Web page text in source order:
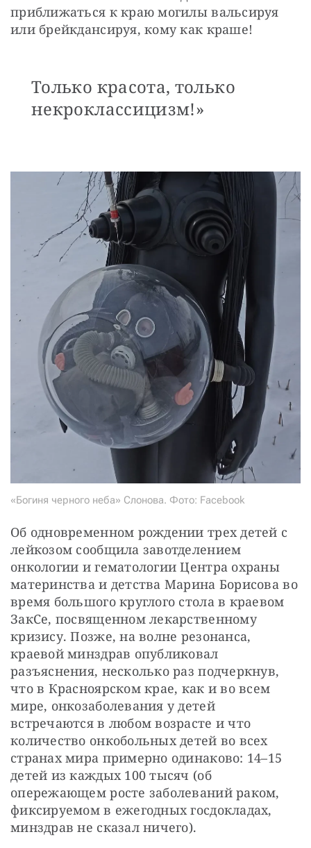
приближаться к краю могилы вальсируя
или брейкдансируя, кому как краше!
Только красота, только
некроклассицизм!»
«Богиня черного неба» Слонова. Фото: Facebook
Об одновременном рождении трех детей с
лейкозом сообщила завотделением
онкологии и гематологии Центра охраны
материнства и детства Марина Борисова во
время большого круглого стола в краевом
ЗакСе, посвященном лекарственному
кризису. Позже, на волне резонанса,
краевой минздрав опубликовал
разъяснения, несколько раз подчеркнув,
что в Красноярском крае, как и во всем
мире, онкозаболевания у детей
встречаются в любом возрасте и что
количество онкобольных детей во всех
странах мира примерно одинаково: 14–15
детей из каждых 100 тысяч (об
опережающем росте заболеваний раком,
фиксируемом в ежегодных госдокладах,
минздрав не сказал ничего).